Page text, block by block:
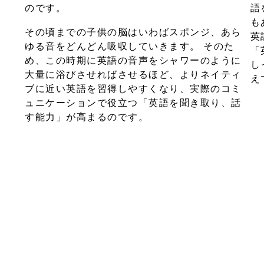
のです。
その頃までの子供の脳はいわばスポンジ、あら
ゆる音をどんどん吸収していきます。 そのた
め、この時期に英語の音声をシャワーのように
大量に浴びさせればさせるほど、よりネイティ
ブに近い英語を習得しやすくなり、実際のコミ
ュニケーションで役立つ「英語を聞き取り、話
す能力」が高まるのです。
語
英
え